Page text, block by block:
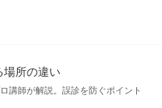
場所の違い
講師が解説。誤診を防ぐポイント